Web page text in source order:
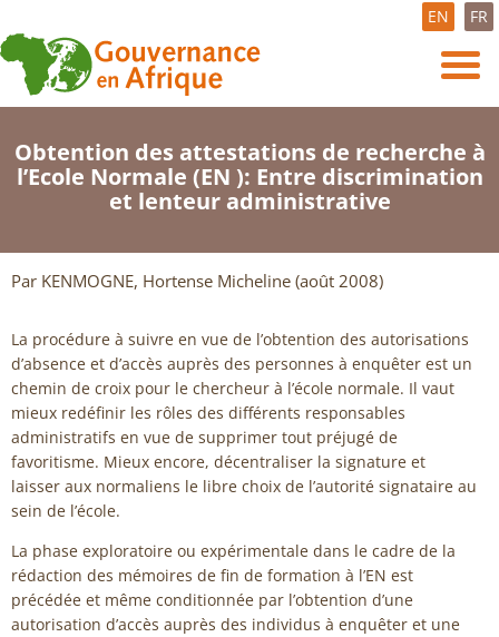
EN FR
Obtention des attestations de recherche à
l’Ecole Normale (EN ): Entre discrimination
et lenteur administrative
Par KENMOGNE, Hortense Micheline (août 2008)
La procédure à suivre en vue de l’obtention des autorisations
d’absence et d’accès auprès des personnes à enquêter est un
chemin de croix pour le chercheur à l’école normale. Il vaut
mieux redéfinir les rôles des différents responsables
administratifs en vue de supprimer tout préjugé de
favoritisme. Mieux encore, décentraliser la signature et
laisser aux normaliens le libre choix de l’autorité signataire au
sein de l’école.
La phase exploratoire ou expérimentale dans le cadre de la
rédaction des mémoires de fin de formation à l’EN est
précédée et même conditionnée par l’obtention d’une
autorisation d’accès auprès des individus à enquêter et une